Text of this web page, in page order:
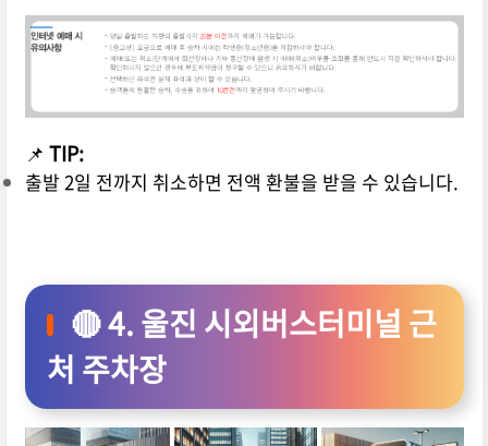
📌 TIP:
출발 2일 전까지 취소하면 전액 환불을 받을 수 있습니다.
🔴 4. 울진 시외버스터미널 근
처 주차장